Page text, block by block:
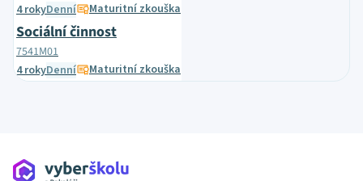
4 rokyDenní Maturitní zkouška
Sociální činnost
7541M01
4 rokyDenní Maturitní zkouška